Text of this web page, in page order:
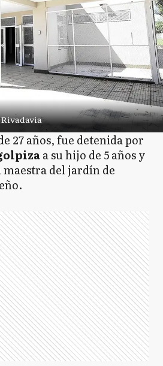
27 años, fue detenida por
a su hijo de 5 años y
del jardín de